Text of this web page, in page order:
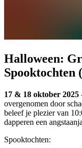
Halloween:
Spooktochten
17 & 18 oktober 2025
overgenomen door
beleef je plezier van
dapperen een
Spooktochten: